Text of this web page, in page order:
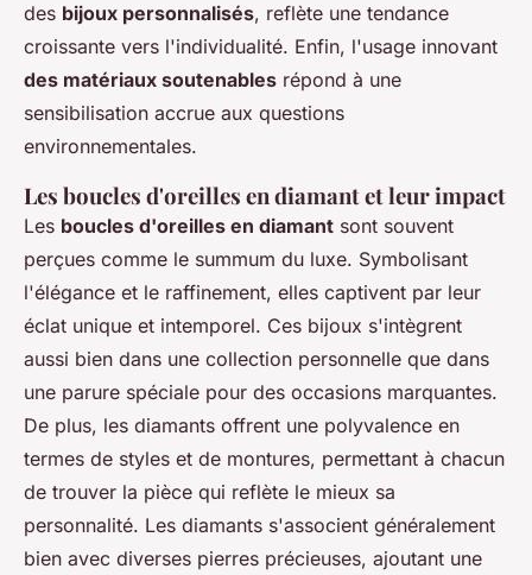
des bijoux personnalisés, reflète une tendance
croissante vers l'individualité. Enfin, l'usage innovant
des matériaux soutenables répond à une
sensibilisation accrue aux questions
environnementales.
Les boucles d'oreilles en diamant et leur impact
Les boucles d'oreilles en diamant sont souvent
perçues comme le summum du luxe. Symbolisant
l'élégance et le raffinement, elles captivent par leur
éclat unique et intemporel. Ces bijoux s'intègrent
aussi bien dans une collection personnelle que dans
une parure spéciale pour des occasions marquantes.
De plus, les diamants offrent une polyvalence en
termes de styles et de montures, permettant à chacun
de trouver la pièce qui reflète le mieux sa
personnalité. Les diamants s'associent généralement
bien avec diverses pierres précieuses, ajoutant une